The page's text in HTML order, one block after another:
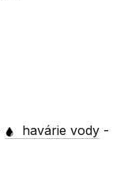
havárie vody -